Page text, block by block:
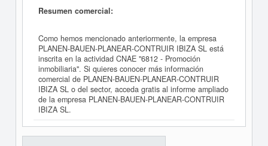
Resumen comercial:
Como hemos mencionado anteriormente, la empresa
PLANEN-BAUEN-PLANEAR-CONTRUIR IBIZA SL está
inscrita en la actividad CNAE "6812 - Promoción
inmobiliaria". Si quieres conocer más información
comercial de PLANEN-BAUEN-PLANEAR-CONTRUIR
IBIZA SL o del sector, acceda gratis al informe ampliado
de la empresa PLANEN-BAUEN-PLANEAR-CONTRUIR
IBIZA SL.